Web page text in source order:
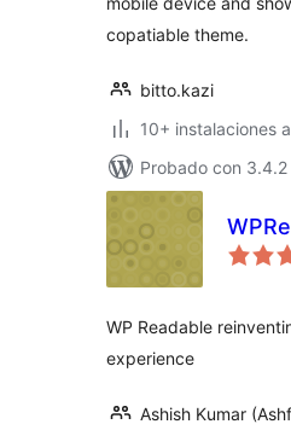
copatiable theme.
bitto.kazi
10+ instalaciones
Probado con 3.4.2
WP Readable
experience
Ashish Kumar